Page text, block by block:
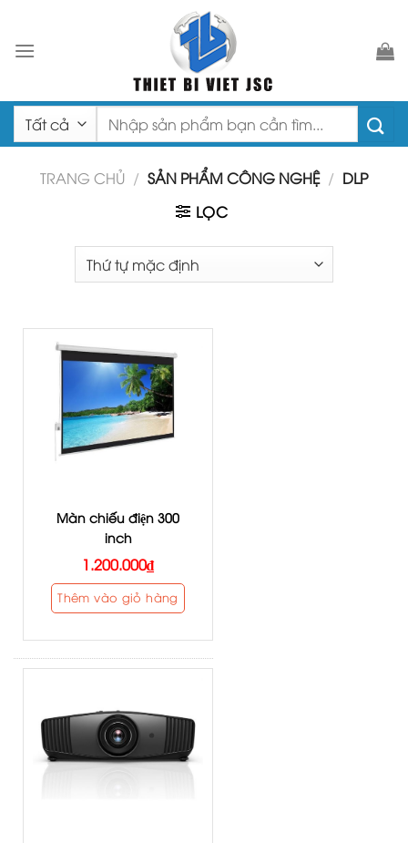
nội
Tìm
kiếm:
TRANG CHỦ / SẢN PHẨM CÔNG NGHỆ / DLP
LỌC
Màn chiếu điện 300
inch
1.200.000₫
Thêm vào giỏ hàng